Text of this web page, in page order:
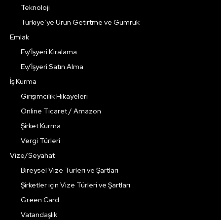
Teknoloji
Türkiye’ye Ürün Getirtme ve Gümrük
Emlak
Ev/İşyeri Kiralama
Ev/İşyeri Satın Alma
İş Kurma
Girişimcilik Hikayeleri
Online Ticaret / Amazon
Şirket Kurma
Vergi Türleri
Vize/Seyahat
Bireysel Vize Türleri ve Şartları
Şirketler için Vize Türleri ve Şartları
Green Card
Vatandaşlık